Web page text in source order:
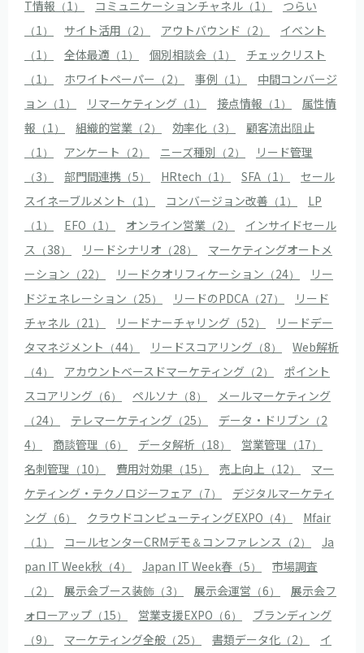
T情報（1）
コミュニケーションチャネル（1）
つらい
（1）
サイト活用（2） アウトバウンド（2）
イベント
（1）
全体最適（1） 個別相談会（1）
チェックリスト
（1）
ホワイトペーパー（2） 事例（1）
中間コンバージ
ョン（1）
リマーケティング（1） 接点情報（1）
属性情
報（1）
組織的営業（2） 効率化（3）
顧客流出阻止
（1）
アンケート（2） ニーズ種別（2）
リード管理
（3）
部門間連携（5） HRtech（1） SFA（1）
セール
スイネーブルメント（1）
コンバージョン改善（1）
LP
（1）
EFO（1） オンライン営業（2）
インサイドセール
ス（38）
リードシナリオ（28）
マーケティングオートメ
ーション（22）
リードクオリフィケーション（24）
リー
ドジェネレーション（25）
リードのPDCA（27）
リード
チャネル（21）
リードナーチャリング（52）
リードデー
タマネジメント（44）
リードスコアリング（8）
Web解析
（4）
アカウントベースドマーケティング（2）
ポイント
スコアリング（6）
ペルソナ（8）
メールマーケティング
（24）
テレマーケティング（25）
データ・ドリブン（2
4）
商談管理（6） データ解析（18）
営業管理（17）
名刺管理（10）
費用対効果（15） 売上向上（12）
マー
ケティング・テクノロジーフェア（7）
デジタルマーケティ
ング（6）
クラウドコンピューティングEXPO（4）
Mfair
（1）
コールセンターCRMデモ＆コンファレンス（2）
Ja
pan IT Week秋（4）
Japan IT Week春（5）
市場調査
（2）
展示会ブース装飾（3） 展示会運営（6）
展示会フ
ォローアップ（15）
営業支援EXPO（6）
ブランディング
（9）
マーケティング全般（25） 書類データ化（2）
イ